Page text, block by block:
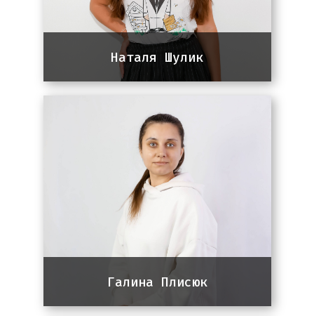
Наталя Шулик
Team lead команди SEO
8 років досвіду в Digital
Marketing, 5 роки в SEO.
Спеціалізація: ІТ – український
ринок та США, Saas, E-commerce.
Галина Плисюк